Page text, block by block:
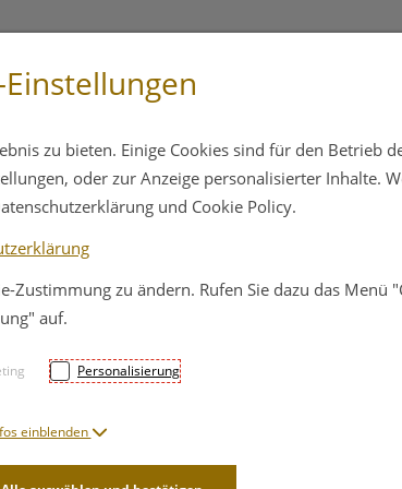
Nahrungsergänzung
FUTURO™
Bandage
PZN: 3041755
zu bieten. Einige Cookies sind für den Betrieb
oder zur Anzeige personalisierter Inhalte.
und Cookie Policy.
Zustimmung zu ändern. Rufen Sie dazu das Menü
auf.
Personalisierung
einblenden